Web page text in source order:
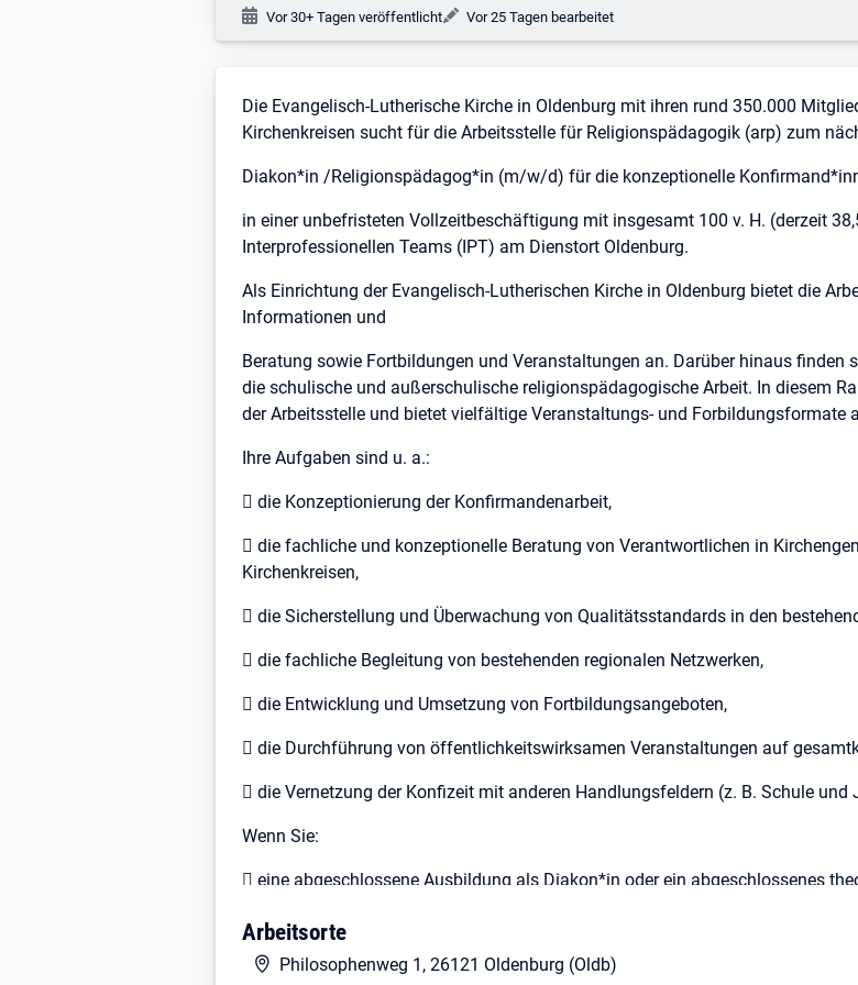
Veröffentlichungsdatum:
Vor 30+ Tagen veröffentlicht Änderungsdatum:
Vor 25 Tagen bearbeitet
Stellenbeschreibung
Die Evangelisch-Lutherische Kirche in Oldenburg mit ihren rund 350.000
Kirchenkreisen sucht für die Arbeitsstelle für Religionspädagogik (arp) zum
Diakon*in /Religionspädagog*in (m/w/d) für die konzeptionelle
in einer unbefristeten Vollzeitbeschäftigung mit insgesamt 100 v. H. (derzeit
Interprofessionellen Teams (IPT) am Dienstort Oldenburg.
Als Einrichtung der Evangelisch-Lutherischen Kirche in Oldenburg bietet die
Informationen und
Beratung sowie Fortbildungen und Veranstaltungen an. Darüber hinaus
die schulische und außerschulische religionspädagogische Arbeit. In diesem
der Arbeitsstelle und bietet vielfältige Veranstaltungs- und Forbildungsformate
Ihre Aufgaben sind u. a.:
 die Konzeptionierung der Konfirmandenarbeit,
 die fachliche und konzeptionelle Beratung von Verantwortlichen in
Kirchenkreisen,
 die Sicherstellung und Überwachung von Qualitätsstandards in den
 die fachliche Begleitung von bestehenden regionalen Netzwerken,
 die Entwicklung und Umsetzung von Fortbildungsangeboten,
 die Durchführung von öffentlichkeitswirksamen Veranstaltungen auf
 die Vernetzung der Konfizeit mit anderen Handlungsfeldern (z. B. Schule und
Wenn Sie:
 eine abgeschlossene Ausbildung als Diakon*in oder ein abgeschlossenes
 eine Ausbildung als Prädikant*in haben, oder die Bereitschaft mitbringen,
Arbeitsorte
Philosophenweg 1, 26121 Oldenburg (Oldb)